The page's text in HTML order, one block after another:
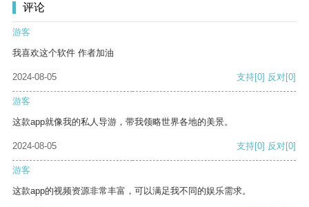
评论
游客
我喜欢这个软件 作者加油
2024-08-05 支持[0] 反对[0]
游客
这款app就像我的私人导游，带我领略世界各地的美景。
2024-08-05 支持[0] 反对[0]
游客
这款app的视频资源非常丰富，可以满足我不同的娱乐需求。